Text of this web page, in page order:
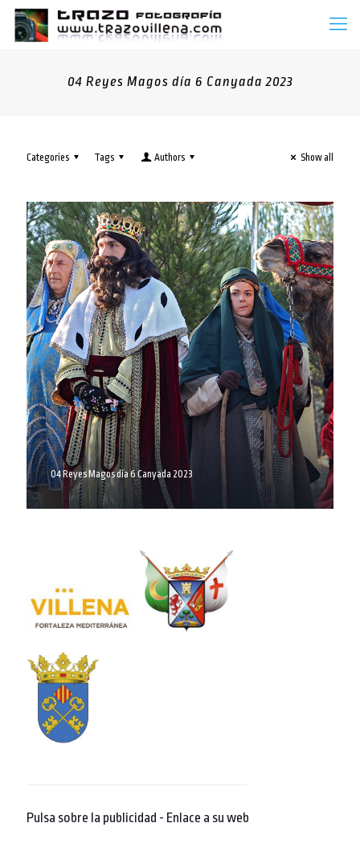
04 Reyes Magos día 6 Canyada 2023
Categories Tags Authors Show all
04 Reyes Magos día 6 Canyada 2023
Pulsa sobre la publicidad - Enlace a su web